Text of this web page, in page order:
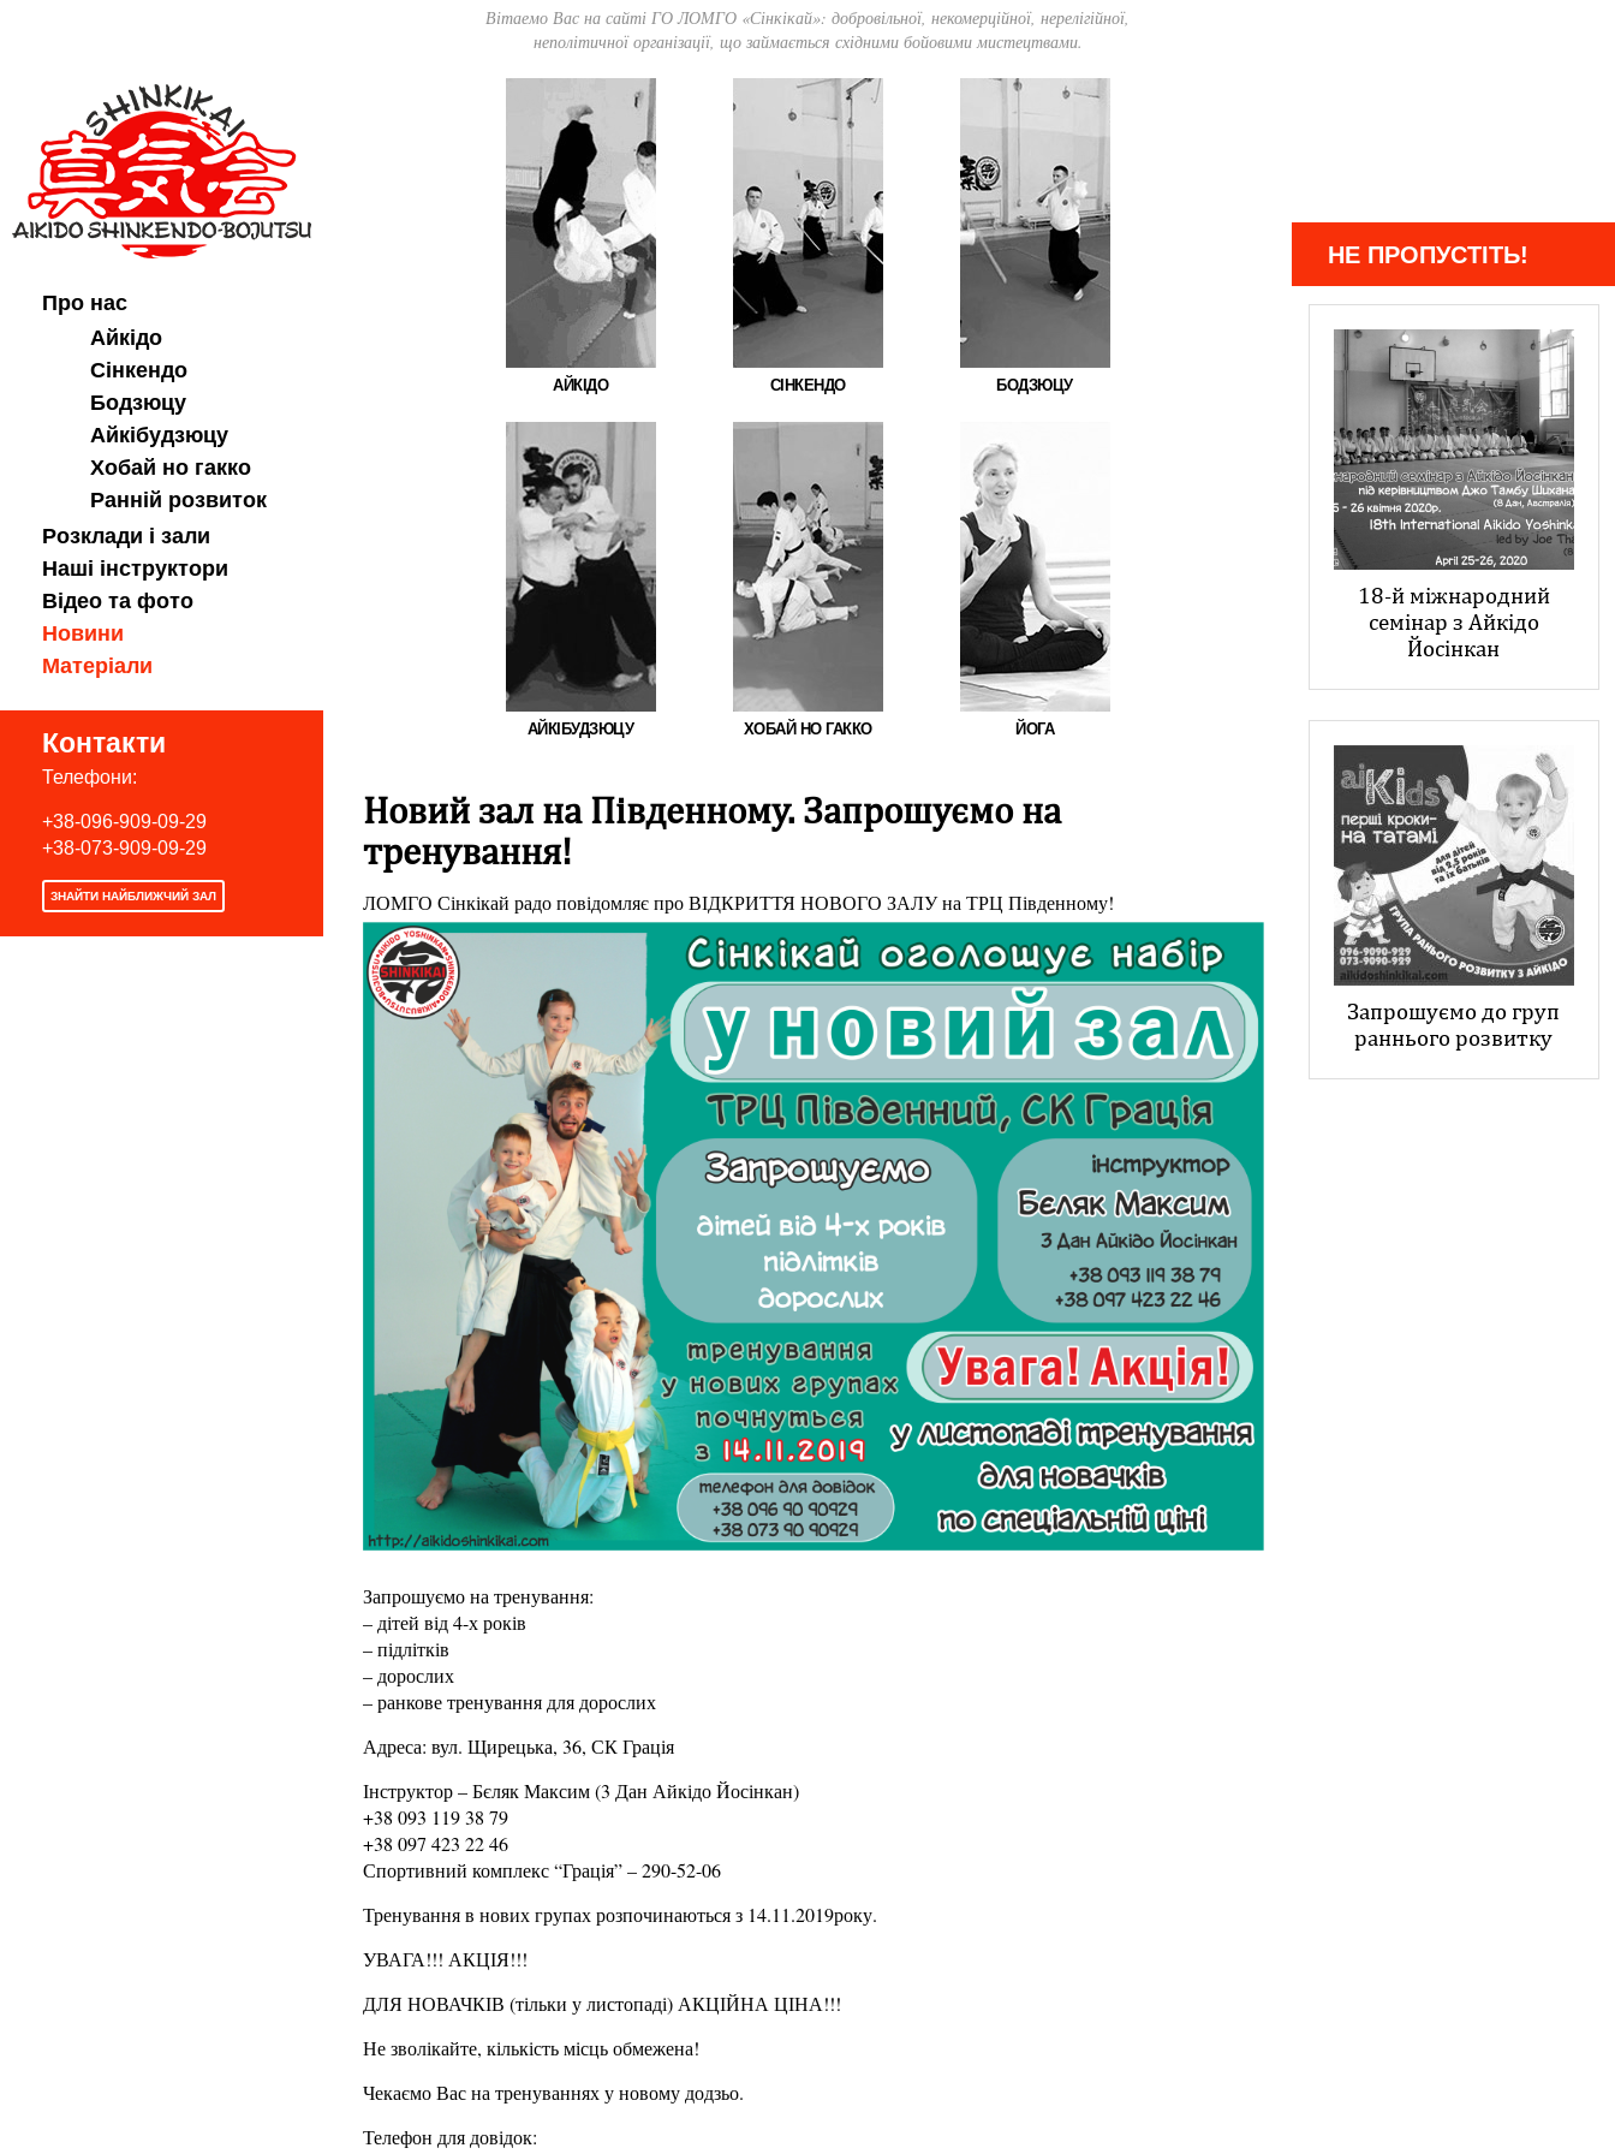
Про нас
Айкідо
Сінкендо
Бодзюцу
Айкібудзюцу
Хобай но гакко
Ранній розвиток
Розклади і зали
Наші інструктори
Відео та фото
Новини
Матеріали
Контакти
Телефони:
+38-096-909-09-29
+38-073-909-09-29
ЗНАЙТИ НАЙБЛИЖЧИЙ ЗАЛ
Вітаемо Вас на сайті ГО ЛОМГО «Сінкікай»: добровільної, некомерційної, нерелігійної,
неполітичної організації, що займається східними бойовими мистецтвами.
АЙКІДО СІНКЕНДО БОДЗЮЦУ
АЙКІБУДЗЮЦУ ХОБАЙ НО ГАККО ЙОГА
Новий зал на Південному. Запрошуємо на
тренування!
ЛОМГО Сінкікай радо повідомляє про ВІДКРИТТЯ НОВОГО ЗАЛУ на ТРЦ Південному!
Запрошуємо на тренування:
– дітей від 4-х років
– підлітків
– дорослих
– ранкове тренування для дорослих
Адреса: вул. Щирецька, 36, СК Грація
Інструктор – Бєляк Максим (3 Дан Айкідо Йосінкан)
+38 093 119 38 79
+38 097 423 22 46
Спортивний комплекс “Грація” – 290-52-06
Тренування в нових групах розпочинаються з 14.11.2019року.
УВАГА!!! АКЦІЯ!!!
ДЛЯ НОВАЧКІВ (тільки у листопаді) АКЦІЙНА ЦІНА!!!
Не зволікайте, кількість місць обмежена!
Чекаємо Вас на тренуваннях у новому додзьо.
Телефон для довідок:
НЕ ПРОПУСТІТЬ!
18-й міжнародний
семінар з Айкідо
Йосінкан
Запрошуємо до груп
раннього розвитку